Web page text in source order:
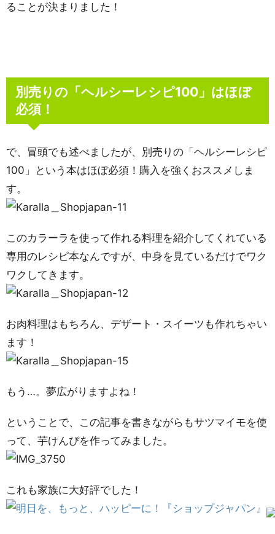
ることが決まりました！
別売りの「ヘルシーレシピ100」はほぼ
必須！
で、冒頭でも述べましたが、別売りの「ヘルシーレシピ
100」という本はほぼ必須！購入を強くおススメしま
す。
このカラーラを使って作れる料理を紹介してくれている
専用のレシピ本なんですが、中身を見ているだけでワク
ワクしてきます。
お肉料理はもちろん、デザート・スイーツも作れちゃい
ます！
もう…。夢広がりますよね！
ということで、この記事を書きながらもサツマイモを使
って、芋けんぴを作ってみました。
これも家族に大好評でした！